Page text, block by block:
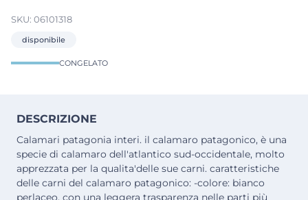
SKU: 06101318
disponibile
CONGELATO
DESCRIZIONE
Calamari patagonia interi. il calamaro patagonico, è una
specie di calamaro dell'atlantico sud-occidentale, molto
apprezzata per la qualita'delle sue carni. caratteristiche
delle carni del calamaro patagonico: -colore: bianco
perlaceo, con una leggera trasparenza nelle parti più